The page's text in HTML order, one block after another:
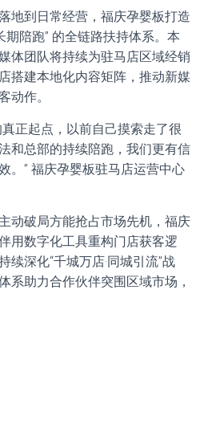
地到日常经营，福庆孕婴板打造
期陪跑” 的全链路扶持体系。本
体团队将持续为驻马店区域经销
搭建本地化内容矩阵，推动新媒
动作。
正起点，以前自己摸索走了很
和总部的持续陪跑，我们更有信
。” 福庆孕婴板驻马店运营中心
动破局方能抢占市场先机，福庆
用数字化工具重构门店获客逻
续深化“千城万店·同城引流”战
系助力合作伙伴突围区域市场，